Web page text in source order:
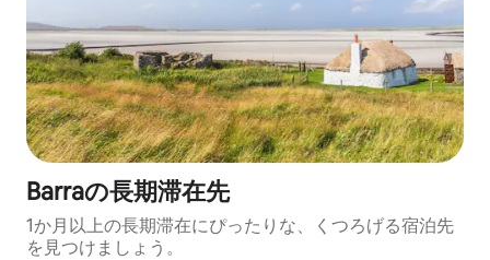
Barraの長期滞在先
1か月以上の長期滞在にぴったりな、くつろげる宿泊先
を見つけましょう。